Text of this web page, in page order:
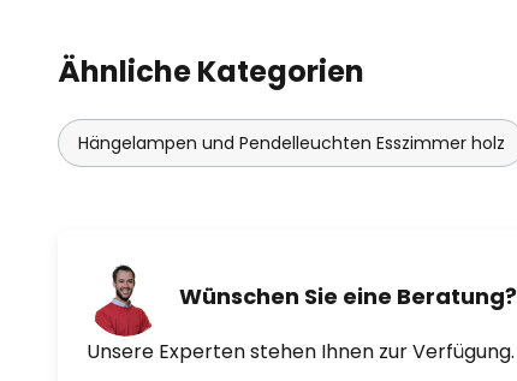
Ähnliche Kategorien
Hängelampen und Pendelleuchten Esszimmer holz
Wünschen Sie eine Beratung?
Unsere Experten stehen Ihnen zur Verfügung.